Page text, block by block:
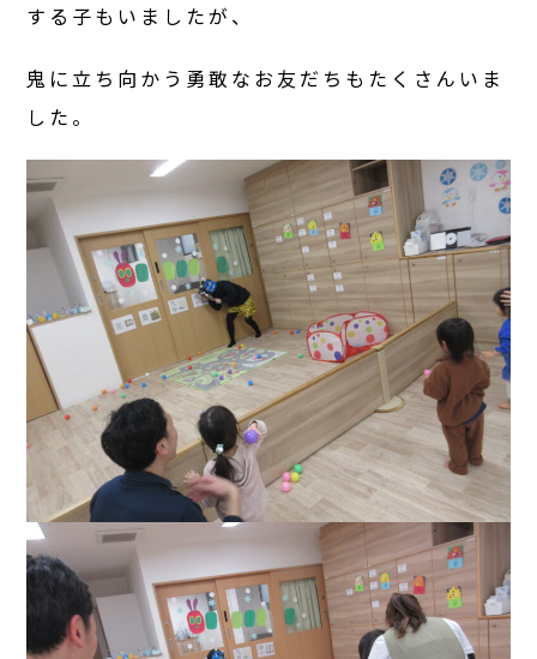
する子もいましたが、
鬼に立ち向かう勇敢なお友だちもたくさんいま
した。